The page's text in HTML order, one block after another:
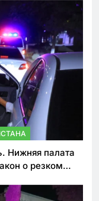
Нижняя палата
о резком